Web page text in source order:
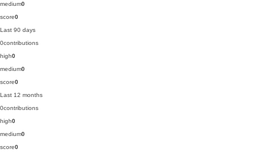
medium0
score0
Last 90 days
0contributions
high0
medium0
score0
Last 12 months
0contributions
high0
medium0
score0